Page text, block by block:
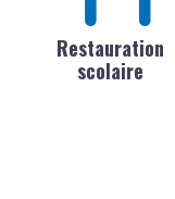
Restauration
scolaire